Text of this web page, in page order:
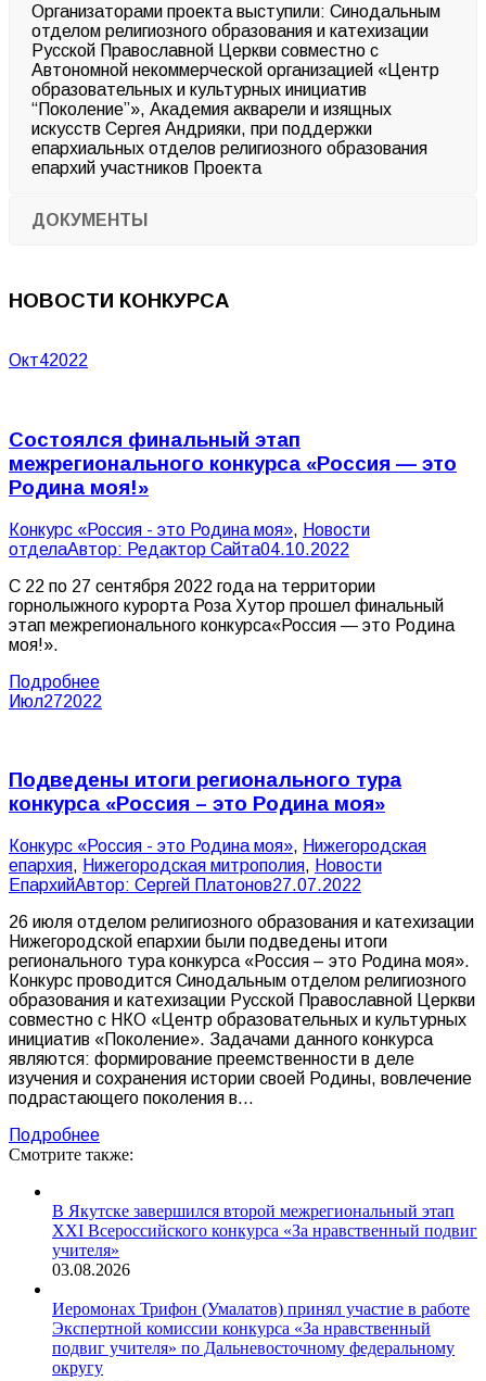
Организаторами проекта выступили: Синодальным
отделом религиозного образования и катехизации
Русской Православной Церкви совместно с
Автономной некоммерческой организацией «Центр
образовательных и культурных инициатив
“Поколение”», Академия акварели и изящных
искусств Сергея Андрияки, при поддержки
епархиальных отделов религиозного образования
епархий участников Проекта
ДОКУМЕНТЫ
НОВОСТИ КОНКУРСА
Окт42022
Состоялся финальный этап
межрегионального конкурса «Россия — это
Родина моя!»
Конкурс «Россия - это Родина моя», Новости
отделаАвтор: Редактор Сайта04.10.2022
С 22 по 27 сентября 2022 года на территории
горнолыжного курорта Роза Хутор прошел финальный
этап межрегионального конкурса«Россия — это Родина
моя!».
Подробнее
Июл272022
Подведены итоги регионального тура
конкурса «Россия – это Родина моя»
Конкурс «Россия - это Родина моя», Нижегородская
епархия, Нижегородская митрополия, Новости
ЕпархийАвтор: Сергей Платонов27.07.2022
26 июля отделом религиозного образования и катехизации
Нижегородской епархии были подведены итоги
регионального тура конкурса «Россия – это Родина моя».
Конкурс проводится Синодальным отделом религиозного
образования и катехизации Русской Православной Церкви
совместно с НКО «Центр образовательных и культурных
инициатив «Поколение». Задачами данного конкурса
являются: формирование преемственности в деле
изучения и сохранения истории своей Родины, вовлечение
подрастающего поколения в…
Подробнее
Смотрите также:
В Якутске завершился второй межрегиональный этап
XXI Всероссийского конкурса «За нравственный подвиг
учителя»
03.08.2026
Иеромонах Трифон (Умалатов) принял участие в работе
Экспертной комиссии конкурса «За нравственный
подвиг учителя» по Дальневосточному федеральному
округу